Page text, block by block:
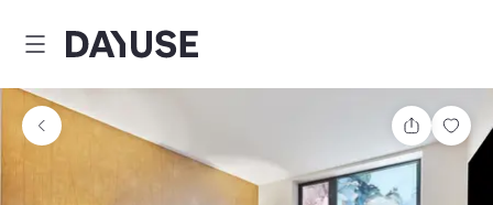
Dayuse
Delen